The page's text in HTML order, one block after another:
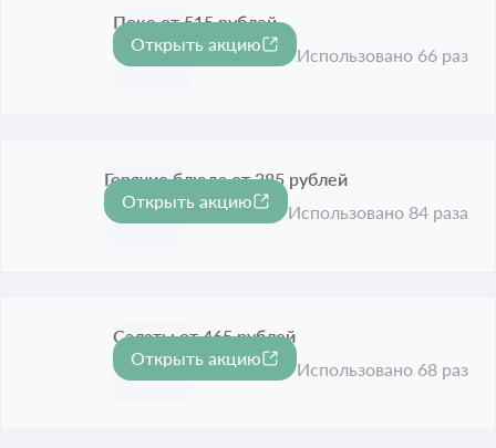
Поке от 515 рублей
Срок акции истёк
Открыть акцию
Использовано 66 раз
Горячие блюда от 385 рублей
Срок акции истёк
Открыть акцию
Использовано 84 раза
Салаты от 465 рублей
Срок акции истёк
Открыть акцию
Использовано 68 раз